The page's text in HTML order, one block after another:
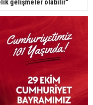
gelişmeler olabilir"